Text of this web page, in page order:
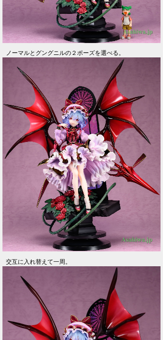
ノーマルとグングニルの２ポーズを選べる。
交互に入れ替えて一周。